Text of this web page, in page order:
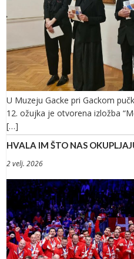
U Muzeju Gacke pri Gackom
12. ožujka je otvorena izložba
[…]
HVALA IM ŠTO NAS
2 velj. 2026